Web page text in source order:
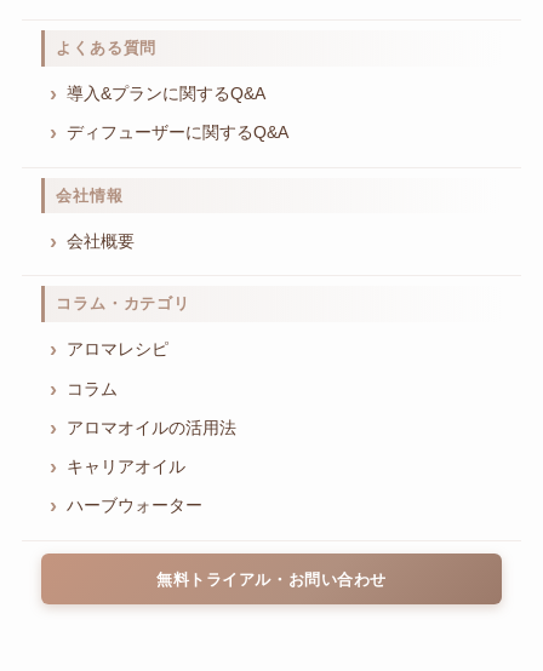
よくある質問
導入&プランに関するQ&A
ディフューザーに関するQ&A
会社情報
会社概要
コラム・カテゴリ
アロマレシピ
コラム
アロマオイルの活用法
キャリアオイル
ハーブウォーター
無料トライアル・お問い合わせ